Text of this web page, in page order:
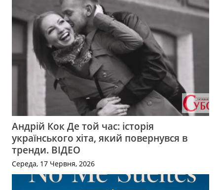
Андрій Кок Де той час: історія
українського хіта, який повернувся в
тренди. ВІДЕО
Середа, 17 Червня, 2026